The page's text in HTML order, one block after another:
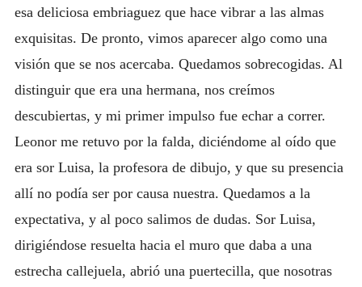
esa deliciosa embriaguez que hace vibrar a las almas
exquisitas. De pronto, vimos aparecer algo como una
visión que se nos acercaba. Quedamos sobrecogidas. Al
distinguir que era una hermana, nos creímos
descubiertas, y mi primer impulso fue echar a correr.
Leonor me retuvo por la falda, diciéndome al oído que
era sor Luisa, la profesora de dibujo, y que su presencia
allí no podía ser por causa nuestra. Quedamos a la
expectativa, y al poco salimos de dudas. Sor Luisa,
dirigiéndose resuelta hacia el muro que daba a una
estrecha callejuela, abrió una puertecilla, que nosotras